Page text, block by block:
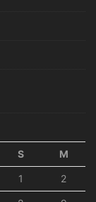
S M
1 2